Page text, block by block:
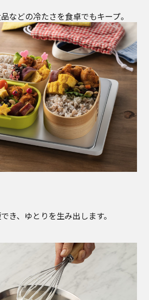
などの冷たさを食卓でもキープ。
き、ゆとりを生み出します。